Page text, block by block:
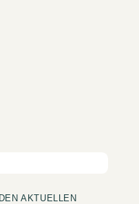
AKTUELLEN